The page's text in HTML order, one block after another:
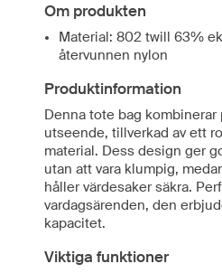
Om produkten
Material: 802 twill 63%
återvunnen nylon
Produktinformation
Denna tote bag
utseende, tillverkad av ett
material. Dess design ger
utan att vara klumpig,
håller värdesaker säkra.
vardagsärenden, den
kapacitet.
Viktiga funktioner